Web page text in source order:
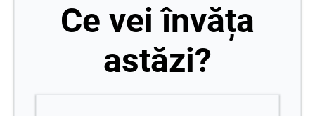
Ce vei învăța
astăzi?